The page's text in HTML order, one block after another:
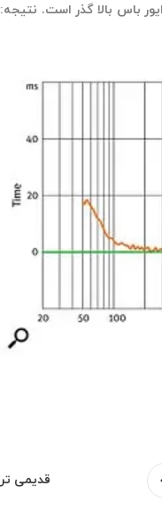
باس بالا گذر است. نتیجه:
قدیمی تر